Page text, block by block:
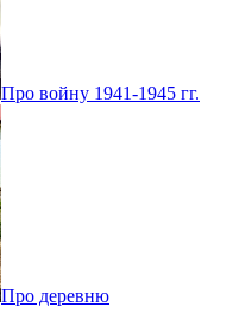
Про войну 1941-1945 гг.
Про деревню